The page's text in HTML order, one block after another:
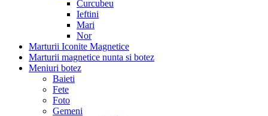
Curcubeu
Ieftini
Mari
Nor
Marturii Iconite Magnetice
Marturii magnetice nunta si botez
Meniuri botez
Baieti
Fete
Foto
Gemeni